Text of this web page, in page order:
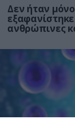
Δεν ήταν μόνο
ανθρώπινες